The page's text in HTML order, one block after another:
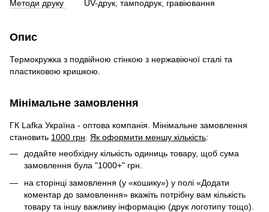
Методи друку
UV-друк, тамподрук, гравіювання
Опис
Термокружка з подвійною стінкою з нержавіючої сталі та
пластиковою кришкою.
Мінімальне замовлення
ГК Lafka Україна - оптова компанія. Мінімальне замовлення
становить 1000 грн. Як оформити меншу кількість:
додайте необхідну кількість одиниць товару, щоб сума
замовлення була "1000+" грн.
на сторінці замовлення (у «кошику») у полі «Додати
коментар до замовлення» вкажіть потрібну вам кількість
товару та іншу важливу інформацію (друк логотипу тощо).